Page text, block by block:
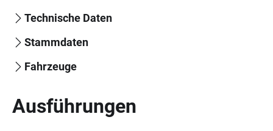
Technische Daten
Stammdaten
Fahrzeuge
Ausführungen